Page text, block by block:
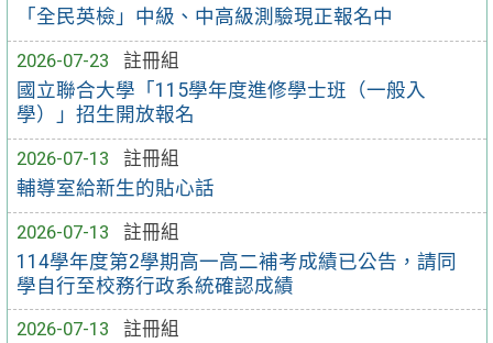
「全民英檢」中級、中高級測驗現正報名中
2026-07-23
註冊組
國立聯合大學「115學年度進修學士班（一般入
學）」招生開放報名
2026-07-13
註冊組
輔導室給新生的貼心話
2026-07-13
註冊組
114學年度第2學期高一高二補考成績已公告，請同
學自行至校務行政系統確認成績
2026-07-13
註冊組